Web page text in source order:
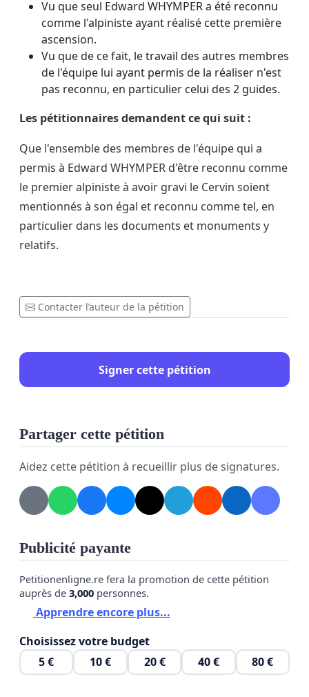
Vu que seul Edward WHYMPER a été reconnu
comme l'alpiniste ayant réalisé cette première
ascension.
Vu que de ce fait, le travail des autres membres
de l'équipe lui ayant permis de la réaliser n'est
pas reconnu, en particulier celui des 2 guides.
Les pétitionnaires demandent ce qui suit :
Que l'ensemble des membres de l'équipe qui a
permis à Edward WHYMPER d'être reconnu comme
le premier alpiniste à avoir gravi le Cervin soient
mentionnés à son égal et reconnu comme tel, en
particulier dans les documents et monuments y
relatifs.
Contacter l’auteur de la pétition
Signer cette pétition
Partager cette pétition
Aidez cette pétition à recueillir plus de signatures.
Publicité payante
Petitionenligne.re fera la promotion de cette pétition
auprès de 3,000 personnes.
Apprendre encore plus...
Choisissez votre budget
5 €
10 € 20 € 40 € 80 €